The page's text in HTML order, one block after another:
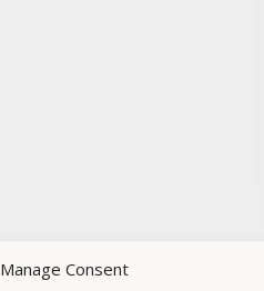
Manage Consent